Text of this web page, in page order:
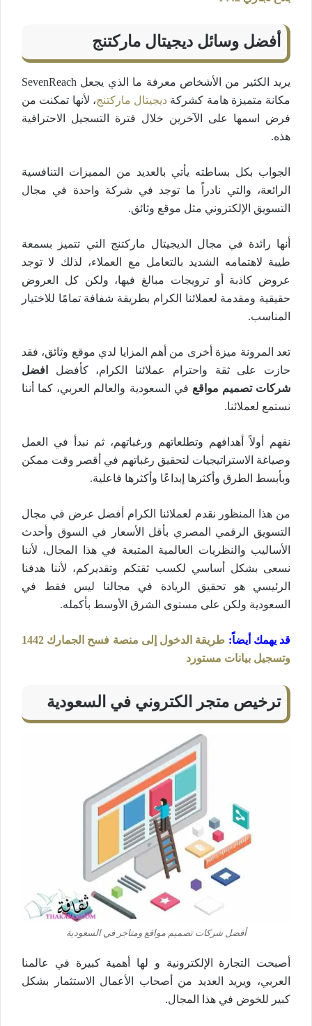
أفضل وسائل ديجيتال ماركتنج
يريد الكثير من الأشخاص معرفة ما الذي يجعل SevenReach
مكانة متميزة هامة كشركة ديجيتال ماركتنج، لأنها تمكنت من
فرض اسمها على الآخرين خلال فترة التسجيل الاحترافية
هذه.
الجواب بكل بساطته يأتي بالعديد من المميزات التنافسية
الرائعة، والتي نادراً ما توجد في شركة واحدة في مجال
التسويق الإلكتروني مثل موقع وثائق.
أنها رائدة في مجال الديجيتال ماركتنج التي تتميز بسمعة
طيبة لاهتمامه الشديد بالتعامل مع العملاء، لذلك لا توجد
عروض كاذبة أو ترويجات مبالغ فيها، ولكن كل العروض
حقيقية ومقدمة لعملائنا الكرام بطريقة شفافة تمامًا للاختيار
المناسب.
تعد المرونة ميزة أخرى من أهم المزايا لدي موقع وثائق، فقد
حازت على ثقة واحترام عملائنا الكرام، كأفضل
افضل
شركات تصميم مواقع في السعودية والعالم العربي، كما أننا
نستمع لعملائنا.
نفهم أولاً أهدافهم وتطلعاتهم ورغباتهم، ثم نبدأ في العمل
وصياغة الاستراتيجيات لتحقيق رغباتهم في أقصر وقت ممكن
وبأبسط الطرق وأكثرها إبداعًا وأكثرها فاعلية.
من هذا المنظور نقدم لعملائنا الكرام أفضل عرض في مجال
التسويق الرقمي المصري بأقل الأسعار في السوق وأحدث
الأساليب والنظريات العالمية المتبعة في هذا المجال، لأننا
نسعى بشكل أساسي لكسب ثقتكم وتقديركم، لأننا هدفنا
الرئيسي هو تحقيق الريادة في مجالنا ليس فقط في
السعودية ولكن على مستوى الشرق الأوسط بأكمله.
قد يهمك أيضاً:
طريقة الدخول إلى منصة فسح الجمارك 1442
وتسجيل بيانات مستورد
ترخيص متجر الكتروني في السعودية
أفضل شركات تصميم مواقع ومتاجر في السعودية
أصبحت التجارة الإلكترونية و لها أهمية كبيرة في عالمنا
العربي، ويريد العديد من أصحاب الأعمال الاستثمار بشكل
كبير للخوض في هذا المجال.